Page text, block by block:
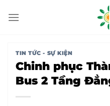
qua
TIN TỨC - SỰ KIỆN
Chinh phục
Bus 2 Tầng